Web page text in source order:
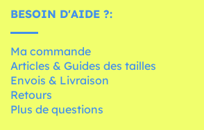
BESOIN D'AIDE ?:
Ma commande
Articles & Guides des tailles
Envois & Livraison
Retours
Plus de questions